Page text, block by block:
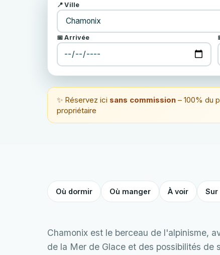
📍 Ville
📅 Arrivée
✨ Réservez ici sans commission – 100% du
propriétaire
Où dormir Où manger À voir Sur
Chamonix est le berceau de l'alpinisme,
de la Mer de Glace et des possibilités